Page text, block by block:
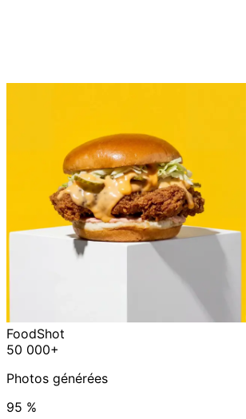
FoodShot
50 000+
Photos générées
95 %